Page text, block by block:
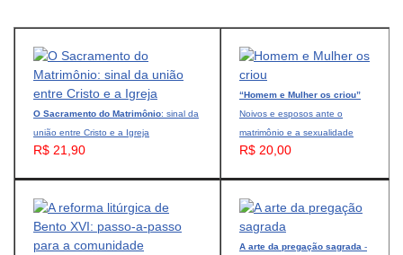
O Sacramento do Matrimônio: sinal da
união entre Cristo e a Igreja
R$ 21,90
“Homem e Mulher os criou”
Noivos e esposos ante o
matrimônio e a sexualidade
R$ 20,00
A arte da pregação sagrada -